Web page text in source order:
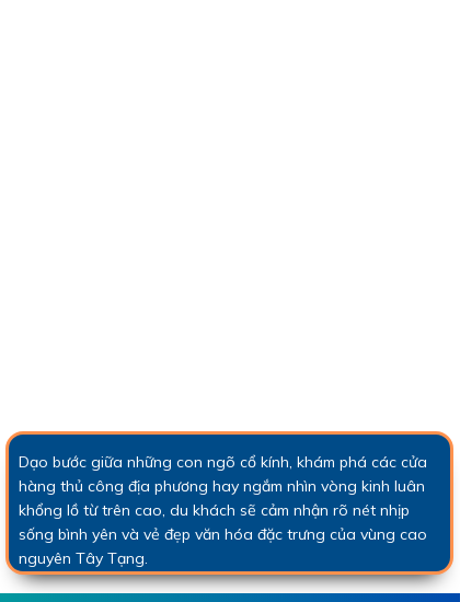
Dạo bước giữa những con ngõ cổ kính, khám phá các cửa
hàng thủ công địa phương hay ngắm nhìn vòng kinh luân
khổng lồ từ trên cao, du khách sẽ cảm nhận rõ nét nhịp
sống bình yên và vẻ đẹp văn hóa đặc trưng của vùng cao
nguyên Tây Tạng.